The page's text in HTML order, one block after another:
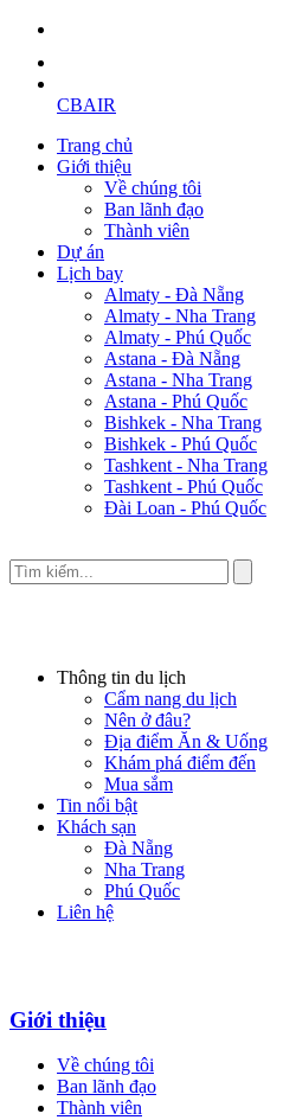
CBAIR
Trang chủ
Giới thiệu
Về chúng tôi
Ban lãnh đạo
Thành viên
Dự án
Lịch bay
Almaty - Đà Nẵng
Almaty - Nha Trang
Almaty - Phú Quốc
Astana - Đà Nẵng
Astana - Nha Trang
Astana - Phú Quốc
Bishkek - Nha Trang
Bishkek - Phú Quốc
Tashkent - Nha Trang
Tashkent - Phú Quốc
Đài Loan - Phú Quốc
Thông tin du lịch
Cẩm nang du lịch
Nên ở đâu?
Địa điểm Ăn & Uống
Khám phá điểm đến
Mua sắm
Tin nổi bật
Khách sạn
Đà Nẵng
Nha Trang
Phú Quốc
Liên hệ
Giới thiệu
Về chúng tôi
Ban lãnh đạo
Thành viên